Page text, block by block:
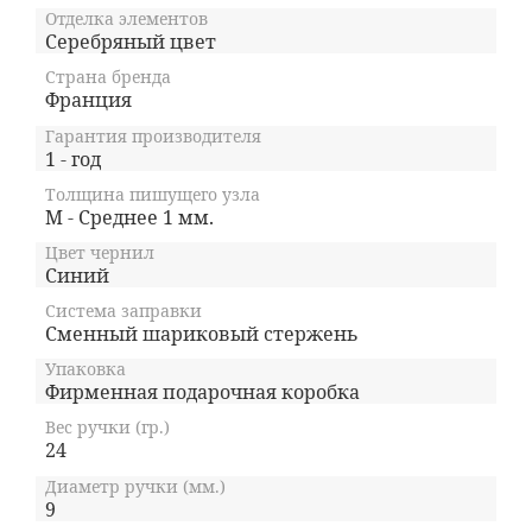
Отделка элементов
Серебряный цвет
Страна бренда
Франция
Гарантия производителя
1 - год
Толщина пишущего узла
M - Среднее 1 мм.
Цвет чернил
Синий
Система заправки
Сменный шариковый стержень
Упаковка
Фирменная подарочная коробка
Вес ручки (гр.)
24
Диаметр ручки (мм.)
9